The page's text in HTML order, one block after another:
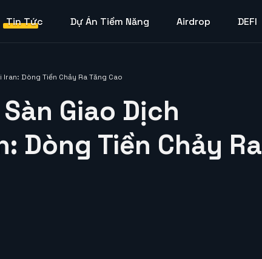
Tin Tức Dự Án Tiềm Năng Airdrop DEFI
Dòng Tiền Chảy Ra Tăng Cao
Giao Dịch
Dòng Tiền Chảy Ra